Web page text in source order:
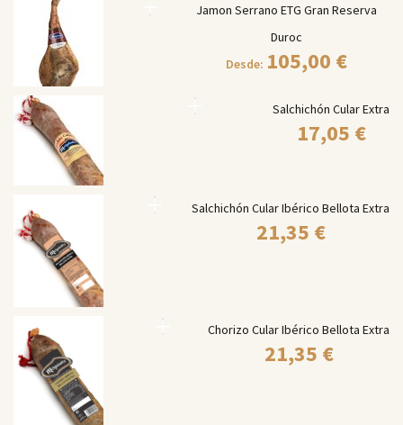
Jamon Serrano ETG Gran Reserva
Duroc
Desde: 105,00 €
Salchichón Cular Extra
17,05 €
Salchichón Cular Ibérico Bellota Extra
21,35 €
Chorizo Cular Ibérico Bellota Extra
21,35 €